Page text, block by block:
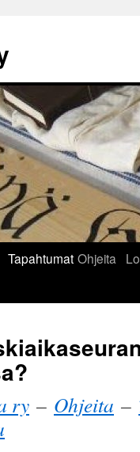
Tapahtumat Ohjeita
ry – Ohjeita –